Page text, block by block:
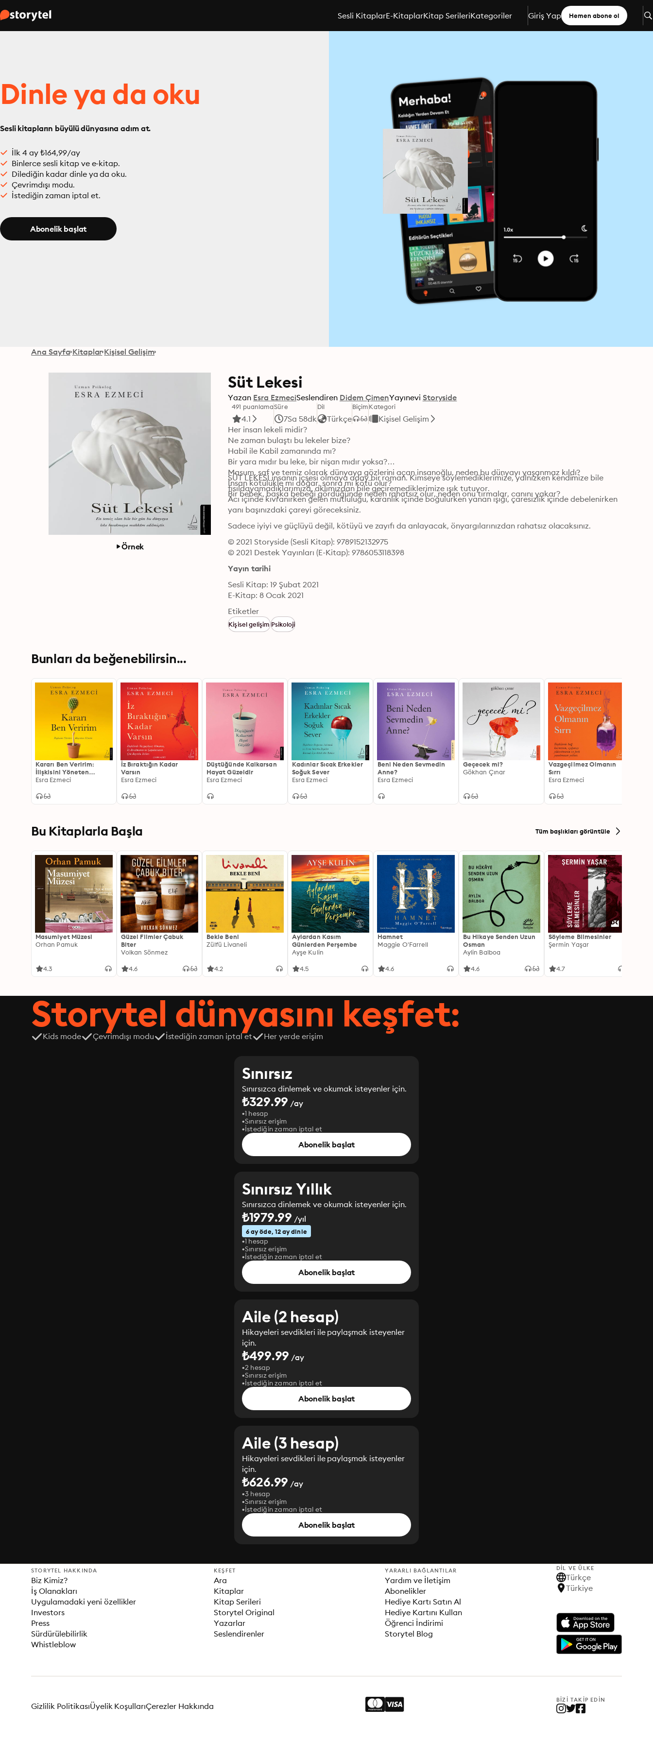
Sesli KitaplarE-KitaplarKitap SerileriKategoriler Giriş Yap Hemen abone ol
Dinle ya da oku
Sesli kitapların büyülü dünyasına adım at.
İlk 4 ay ₺164,99/ay
Binlerce sesli kitap ve e-kitap.
Dilediğin kadar dinle ya da oku.
Çevrimdışı modu.
İstediğin zaman iptal et.
Abonelik başlat
Ana Sayfa Kitaplar Kişisel Gelişim
Örnek
Süt Lekesi
Yazan Esra EzmeciSeslendiren Didem ÇimenYayınevi Storyside
491 puanlama
4.1
Süre
7Sa 58dk
Dil
Türkçe
BiçimKategori
Kişisel Gelişim
Her insan lekeli midir?
Ne zaman bulaştı bu lekeler bize?
Habil ile Kabil zamanında mı?
Bir yara mıdır bu leke, bir nişan mıdır yoksa?
Masum, saf ve temiz olarak dünyaya gözlerini açan insanoğlu, neden bu dünyayı yaşanmaz kıldı?
İnsan kötülükle mi doğar, sonra mı kötü olur?
Bir bebek, başka bebeği gördüğünde neden rahatsız olur, neden onu tırmalar, canını yakar?
SÜT LEKESİ insanın içsesi olmaya aday bir roman. Kimseye söylemediklerimize, yalnızken kendimize bile
fısıldayamadıklarımıza, aklımızdan bile geçiremediklerimize ışık tutuyor.
Acı içinde kıvranırken gelen mutluluğu, karanlık içinde boğulurken yanan ışığı, çaresizlik içinde debelenirken
yanı başınızdaki çareyi göreceksiniz.
Sadece iyiyi ve güçlüyü değil, kötüyü ve zayıfı da anlayacak, önyargılarınızdan rahatsız olacaksınız.
© 2021 Storyside (Sesli Kitap): 9789152132975
© 2021 Destek Yayınları (E-Kitap): 9786053118398
Yayın tarihi
Sesli Kitap: 19 Şubat 2021
E-Kitap: 8 Ocak 2021
Etiketler
Kişisel gelişimPsikoloji
Bunları da beğenebilirsin...
Kararı Ben Veririm:
İlişkisini Yöneten
Hayatını Yönetir
Esra Ezmeci
İz Bıraktığın Kadar
Varsın
Esra Ezmeci
Düştüğünde Kalkarsan
Hayat Güzeldir
Esra Ezmeci
Kadınlar Sıcak Erkekler
Soğuk Sever
Esra Ezmeci
Beni Neden Sevmedin
Anne?
Esra Ezmeci
Geçecek mi?
Gökhan Çınar
Vazgeçilmez Olmanın
Sırrı
Esra Ezmeci
Bu Kitaplarla Başla Tüm başlıkları görüntüle
Masumiyet Müzesi
Orhan Pamuk
4.3
Güzel Filmler Çabuk
Biter
Volkan Sönmez
4.6
Bekle Beni
Zülfü Livaneli
4.2
Aylardan Kasım
Günlerden Perşembe
Ayşe Kulin
4.5
Hamnet
Maggie O'Farrell
4.6
Bu Hikaye Senden Uzun
Osman
Aylin Balboa
4.6
Söyleme Bilmesinler
Şermin Yaşar
4.7
Storytel dünyasını keşfet:
Kids mode Çevrimdışı modu İstediğin zaman iptal et Her yerde erişim
Sınırsız
Sınırsızca dinlemek ve okumak isteyenler için.
₺329.99 /ay
1 hesap
Sınırsız erişim
İstediğin zaman iptal et
Abonelik başlat
Sınırsız Yıllık
Sınırsızca dinlemek ve okumak isteyenler için.
₺1979.99 /yıl
6 ay öde, 12 ay dinle
1 hesap
Sınırsız erişim
İstediğin zaman iptal et
Abonelik başlat
Aile (2 hesap)
Hikayeleri sevdikleri ile paylaşmak isteyenler
için.
₺499.99 /ay
2 hesap
Sınırsız erişim
İstediğin zaman iptal et
Abonelik başlat
Aile (3 hesap)
Hikayeleri sevdikleri ile paylaşmak isteyenler
için.
₺626.99 /ay
3 hesap
Sınırsız erişim
İstediğin zaman iptal et
Abonelik başlat
STORYTEL HAKKINDA
Biz Kimiz?
İş Olanakları
Uygulamadaki yeni özellikler
Investors
Press
Sürdürülebilirlik
Whistleblow
KEŞFET
Ara
Kitaplar
Kitap Serileri
Storytel Original
Yazarlar
Seslendirenler
YARARLI BAĞLANTILAR
Yardım ve İletişim
Abonelikler
Hediye Kartı Satın Al
Hediye Kartını Kullan
Öğrenci İndirimi
Storytel Blog
DIL VE ÜLKE
Türkçe
Türkiye
BIZI TAKIP EDIN
Gizlilik PolitikasıÜyelik KoşullarıÇerezler Hakkında